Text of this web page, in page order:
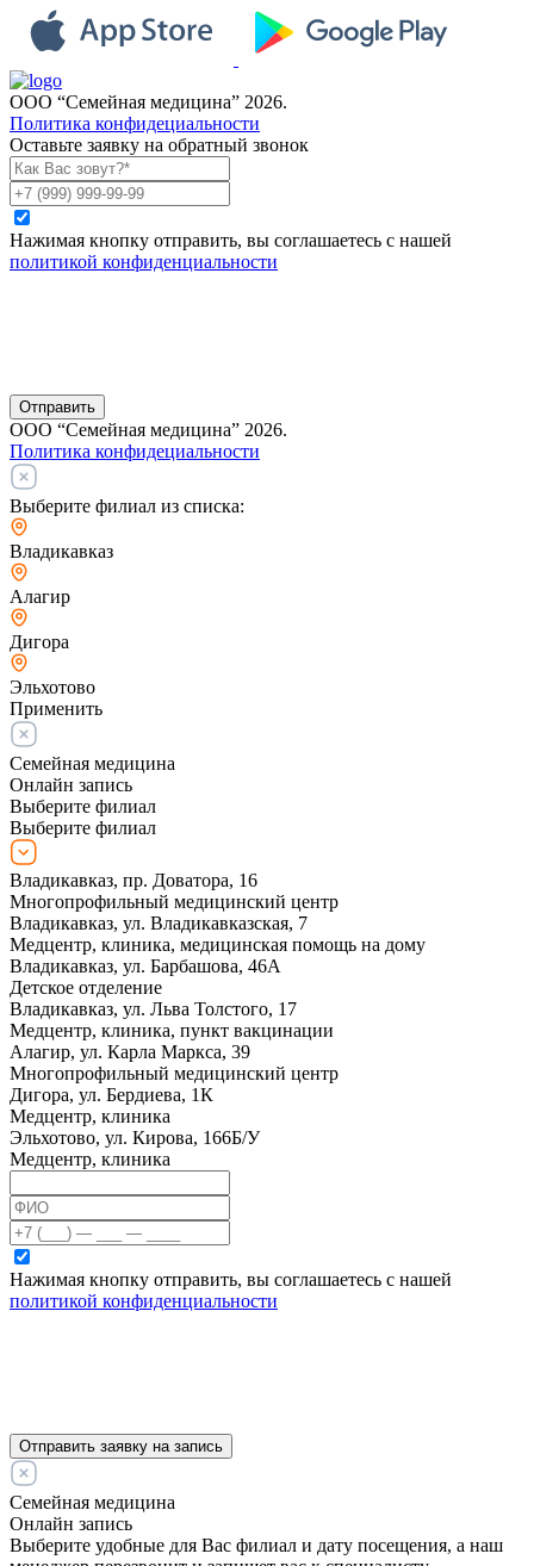
ООО “Семейная медицина” 2026.
Политика конфидециальности
Оставьте заявку на обратный звонок
Нажимая кнопку отправить, вы соглашаетесь с нашей
политикой конфиденциальности
Отправить
ООО “Семейная медицина” 2026.
Политика конфидециальности
Выберите филиал из списка:
Владикавказ
Алагир
Дигора
Эльхотово
Применить
Семейная медицина
Онлайн запись
Выберите филиал
Выберите филиал
Владикавказ, пр. Доватора, 16
Многопрофильный медицинский центр
Владикавказ, ул. Владикавказская, 7
Медцентр, клиника, медицинская помощь на дому
Владикавказ, ул. Барбашова, 46А
Детское отделение
Владикавказ, ул. Льва Толстого, 17
Медцентр, клиника, пункт вакцинации
Алагир, ул. Карла Маркса, 39
Многопрофильный медицинский центр
Дигора, ул. Бердиева, 1К
Медцентр, клиника
Эльхотово, ул. Кирова, 166Б/У
Медцентр, клиника
Нажимая кнопку отправить, вы соглашаетесь с нашей
политикой конфиденциальности
Отправить заявку на запись
Семейная медицина
Онлайн запись
Выберите удобные для Вас филиал и дату посещения, а наш